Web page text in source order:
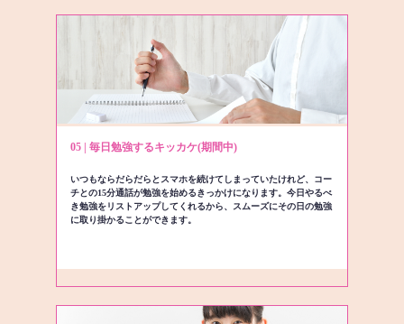
05 | 毎日勉強するキッカケ(期間中)
いつもならだらだらとスマホを続けてしまっていたけれど、コー
チとの15分通話が勉強を始めるきっかけになります。今日やるべ
き勉強をリストアップしてくれるから、スムーズにその日の勉強
に取り掛かることができます。